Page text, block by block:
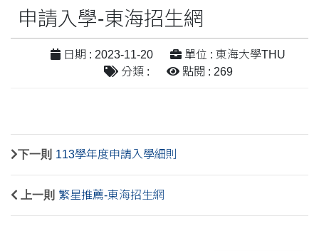
申請入學-東海招生網
日期 : 2023-11-20
單位 : 東海大學THU
分類 :
點閱 : 269
下一則 113學年度申請入學細則
上一則 繁星推薦-東海招生網